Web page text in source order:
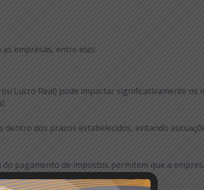
empresas, entre elas:
Lucro Real) pode impactar significativamente os
dos prazos estabelecidos, evitando
pagamento de impostos permitem que a